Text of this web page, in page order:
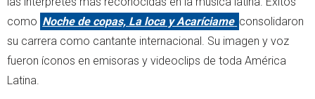
como Noche de copas, La loca y Acaríciame consolidaron
su carrera como cantante internacional. Su imagen y voz
fueron íconos en emisoras y videoclips de toda América
Latina.